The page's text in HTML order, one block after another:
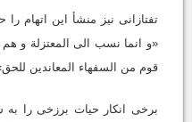
تفتازانى نیز منشأ این اتهام
«و انما نسب الى المعتزلة و هم
قوم من السفهاء المعاندین
برخى انکار حیات برزخى را به